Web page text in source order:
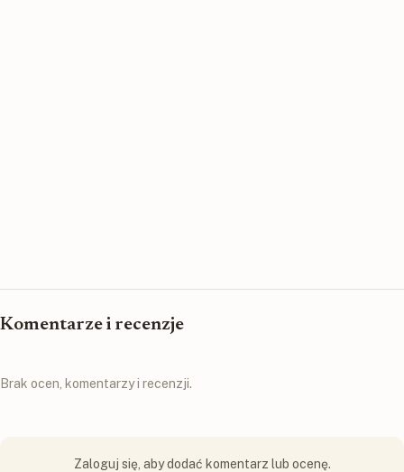
Komentarze i recenzje
Brak ocen, komentarzy i recenzji.
Zaloguj się, aby dodać komentarz lub ocenę.